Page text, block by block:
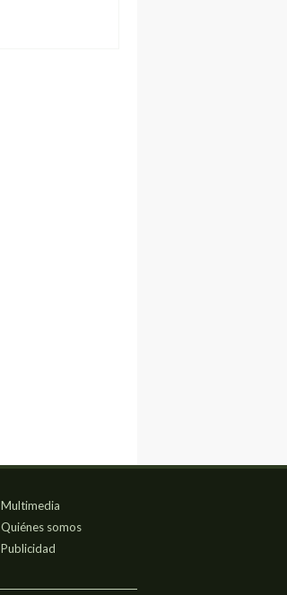
Multimedia
Quiénes somos
Publicidad